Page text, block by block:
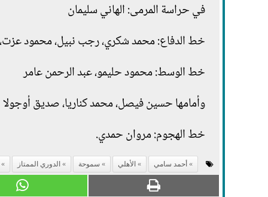
في حراسة المرمى: الهاني سليمان
خط الدفاع: محمد شكري، رجب نبيل، محمود
خط الوسط: محمود حليمو، عبد الرحمن عامر
وأمامها حسين فيصل، محمد كناريا، صديق أوجولا
خط الهجوم: مروان حمدي.
أحمد سامي الأهلي سموحة الدوري الممتاز